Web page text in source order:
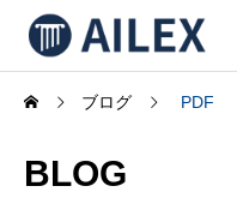
ブログ PDF
BLOG